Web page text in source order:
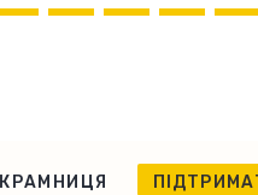
КРАМНИЦЯ